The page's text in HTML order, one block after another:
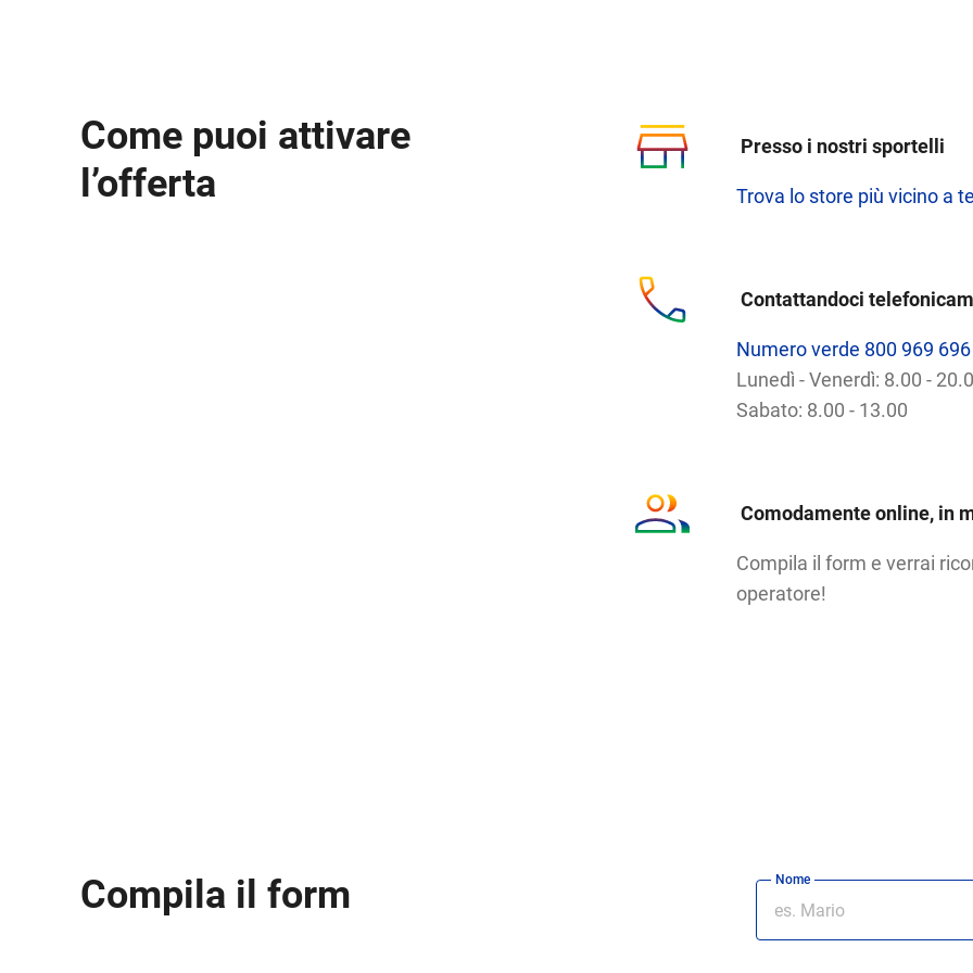
Come puoi attivare
l’offerta
Presso i nostri sportelli
Trova lo store più vicino a te
Contattandoci
Numero verde 800 969 696
Lunedì - Venerdì: 8.00 -
Sabato: 8.00 - 13.00
Comodamente online, in
Compila il form e verrai
operatore!
Compila il form Nome